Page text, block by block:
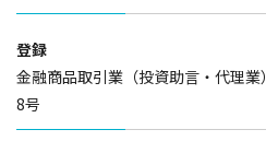
登録
金融商品取引業（投資助言・代理
8号